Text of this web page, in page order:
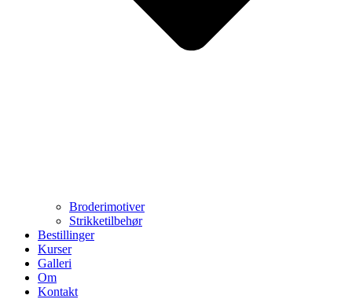
Broderimotiver
Strikketilbehør
Bestillinger
Kurser
Galleri
Om
Kontakt